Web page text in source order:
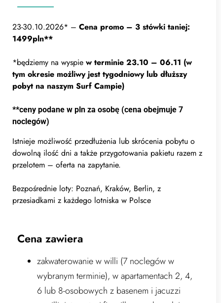
23-30.10.2026* – Cena promo – 3 stówki taniej:
1499pln**
*będziemy na wyspie w terminie 23.10 – 06.11 (w
tym okresie możliwy jest tygodniowy lub dłuższy
pobyt na naszym Surf Campie)
**ceny podane w pln za osobę (cena obejmuje 7
noclegów)
Istnieje możliwość przedłużenia lub skrócenia pobytu o
dowolną ilość dni a także przygotowania pakietu razem z
przelotem – oferta na zapytanie.
Bezpośrednie loty: Poznań, Kraków, Berlin, z
przesiadkami z każdego lotniska w Polsce
Cena zawiera
zakwaterowanie w willi (7 noclegów w
wybranym terminie), w apartamentach 2, 4,
6 lub 8-osobowych z basenem i jacuzzi